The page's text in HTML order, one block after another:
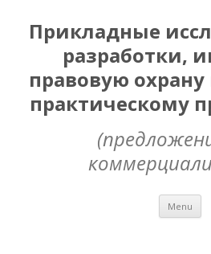
Прикладные
разработки,
правовую
практическому
Menu